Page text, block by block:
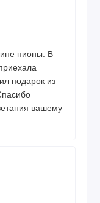
пионы. В
подарок из
вашему